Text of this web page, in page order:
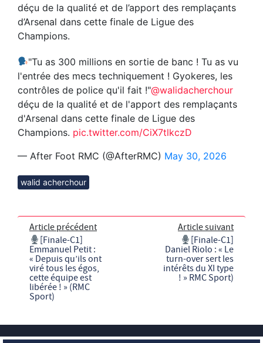
déçu de la qualité et de l’apport des remplaçants
d’Arsenal dans cette finale de Ligue des
Champions.
"Tu as 300 millions en sortie de banc ! Tu as vu
l'entrée des mecs techniquement ! Gyokeres, les
contrôles de police qu'il fait !"@walidacherchour
déçu de la qualité et de l'apport des remplaçants
d'Arsenal dans cette finale de Ligue des
Champions. pic.twitter.com/CiX7tlkczD
— After Foot RMC (@AfterRMC) May 30, 2026
walid acherchour
Article précédent
[Finale-C1]
Emmanuel Petit :
« Depuis qu’ils ont
viré tous les égos,
cette équipe est
libérée ! » (RMC
Sport)
Article suivant
[Finale-C1]
Daniel Riolo : « Le
turn-over sert les
intérêts du XI type
! » RMC Sport)